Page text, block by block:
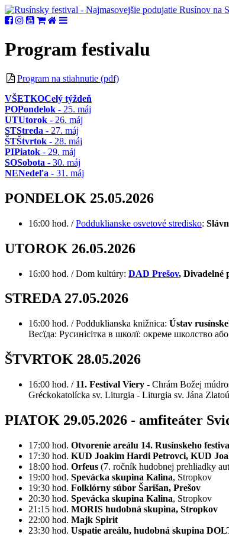
Program festivalu
Program na stiahnutie (pdf)
VŠETKOCelý týždeň
POPondelok - 25. máj
UTUtorok - 26. máj
STStreda - 27. máj
ŠTŠtvrtok - 28. máj
PIPiatok - 29. máj
SOSobota - 30. máj
NENedeľa - 31. máj
PONDELOK 25.05.2026
16:00 hod. /Podduklianske osvetové stredisko:
UTOROK 26.05.2026
16:00 hod. / Dom kultúry: DAD Prešov, Divadelné
STREDA 27.05.2026
16:00 hod. / Podduklianska knižnica: Ústav
Bесїда: Русинісітка в школї: окреме школство або
ŠTVRTOK 28.05.2026
16:00 hod. / 11. Festival Viery - Chrám Božej
Gréckokatolícka sv. Liturgia - Liturgia sv. Jána
PIATOK 29.05.2026 - amfiteáter
17:00 hod. Otvorenie areálu 14. Rusínskeho
17:30 hod. KUD Joakim Hardi Petrovci, KUD
18:00 hod. Orfeus (7. ročník hudobnej prehliadky
19:00 hod. Spevácka skupina Kalina, Stropkov
19:30 hod. Folklórny súbor Šarišan, Prešov
20:30 hod. Spevácka skupina Kalina, Stropkov
21:15 hod. MORIS hudobná skupina, Stropkov
22:00 hod. Majk Spirit
23:30 hod. Uspatie areálu, hudobná skupina